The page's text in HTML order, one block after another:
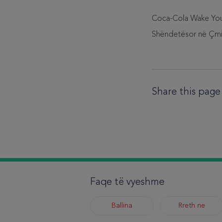
Coca-Cola Wake
Shëndetësor në
Share this page
Faqe të vyeshme
Ballina Rreth ne